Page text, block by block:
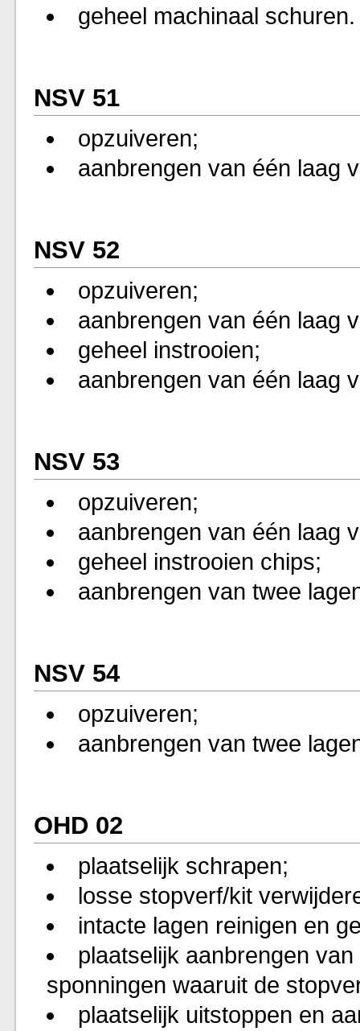
geheel machinaal schuren.
NSV 51
opzuiveren;
aanbrengen van één laag
NSV 52
opzuiveren;
aanbrengen van één laag
geheel instrooien;
aanbrengen van één laag
NSV 53
opzuiveren;
aanbrengen van één laag
geheel instrooien chips;
aanbrengen van twee
NSV 54
opzuiveren;
aanbrengen van twee
OHD 02
plaatselijk schrapen;
losse stopverf/kit
intacte lagen reinigen en
plaatselijk aanbrengen
sponningen waaruit de
plaatselijk uitstoppen en